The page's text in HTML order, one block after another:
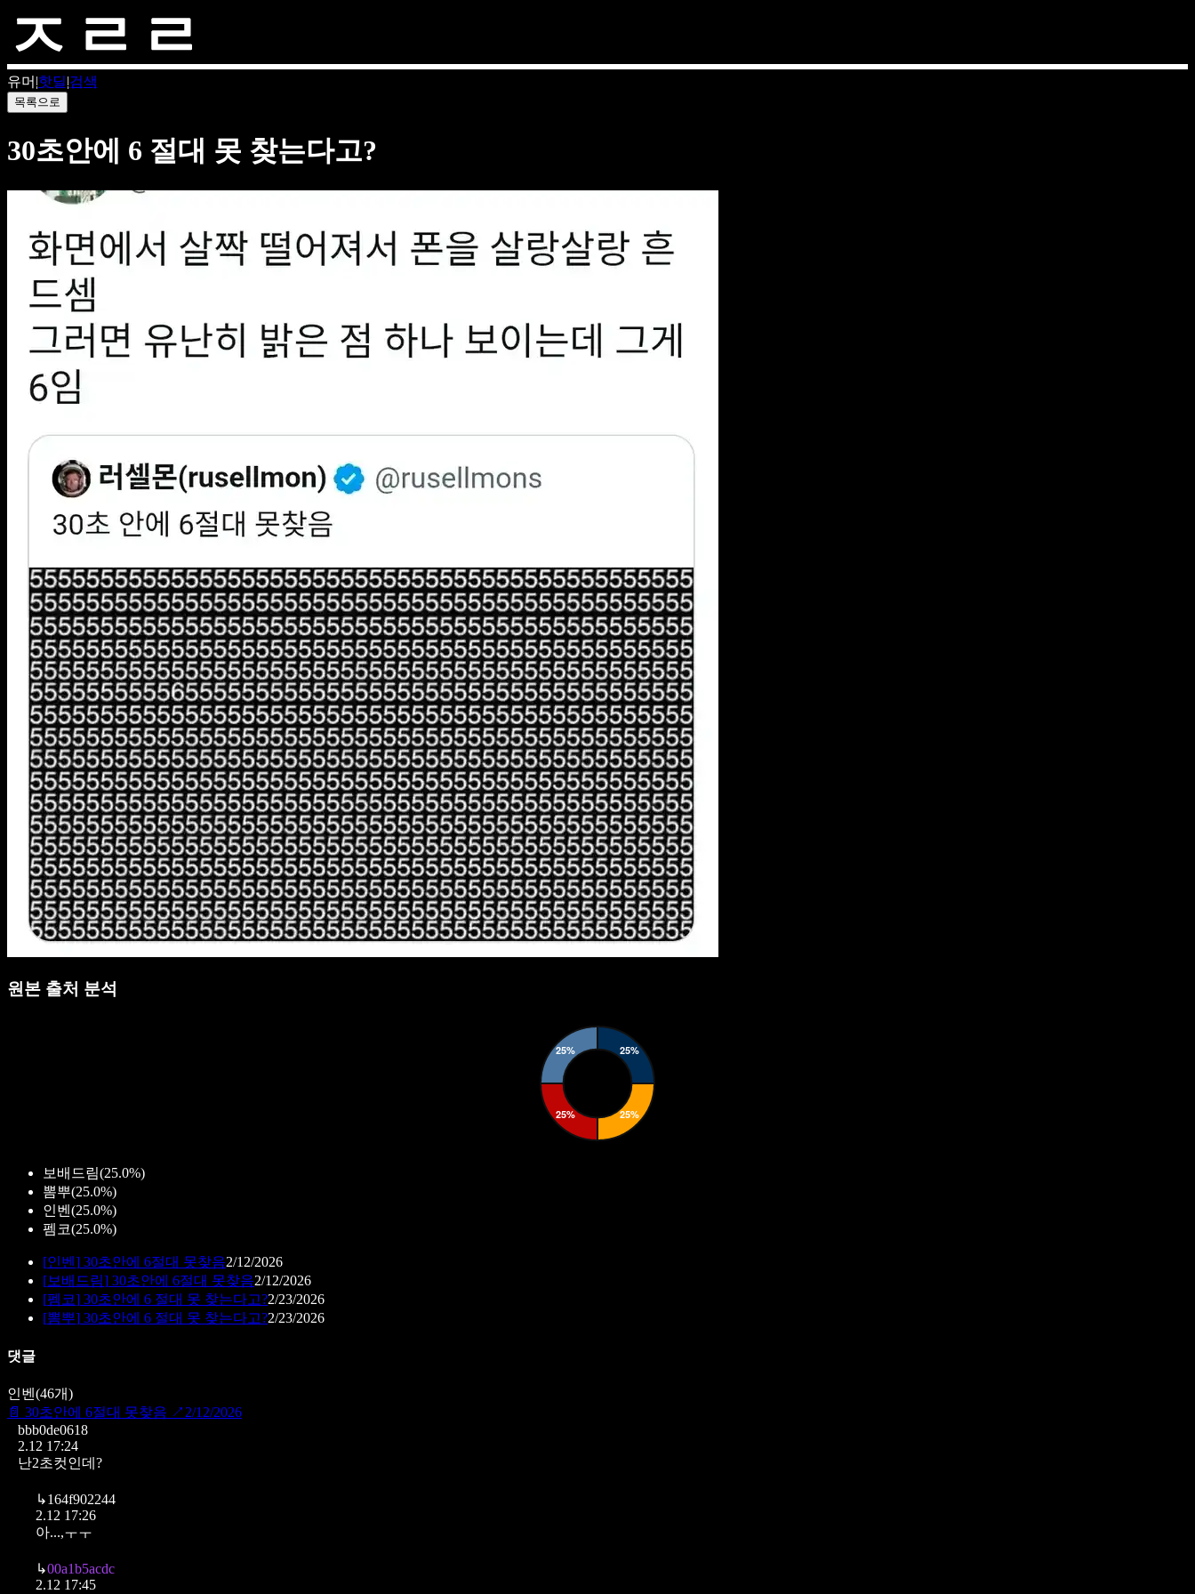
유머 |핫딜|검색
목록으로
30초안에 6 절대 못 찾는다고?
원본 출처 분석
보배드림(25.0%)
뽐뿌(25.0%)
인벤 (25.0%)
펨코(25.0%)
[인벤 ] 30초안에 6절대 못찾음2/12/2026
[보배드림] 30초안에 6절대 못찾음2/12/2026
[펨코] 30초안에 6 절대 못 찾는다고?2/23/2026
[뽐뿌] 30초안에 6 절대 못 찾는다고?2/23/2026
댓글
인벤 (46개)
📄 30초안에 6절대 못찾음 ↗ 2/12/2026
bbb0de0618
2.12 17:24
난2초컷인데?
↳164f902244
2.12 17:26
아...,ㅜㅜ
↳00a1b5acdc
2.12 17:45